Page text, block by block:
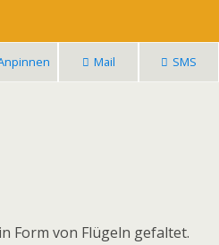
Mail SMS
Form von Flügeln gefaltet.